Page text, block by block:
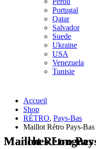
Portugal
Qatar
Salvador
Suede
Ukraine
USA
Venezuela
Tunisie
Accueil
Shop
RÉTRO, Pays-Bas
Maillot Rétro Pays-
Maillot Rétro Pays-Bas Domicile Manches